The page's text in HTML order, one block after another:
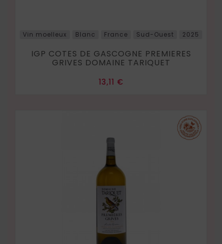
Vin moelleux Blanc France Sud-Ouest 2025
IGP COTES DE GASCOGNE PREMIERES
GRIVES DOMAINE TARIQUET
Prix
13,11 €